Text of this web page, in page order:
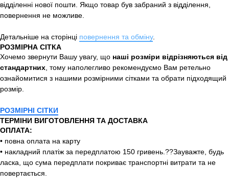
відділенні нової пошти. Якщо товар був забраний з відділення,
повернення не можливе.
Детальніше на сторінці повернення та обміну.
РОЗМІРНА СІТКА
Хочемо звернути Вашу увагу, що наші розміри відрізняються від
стандартних, тому наполегливо рекомендуємо Вам ретельно
ознайомитися з нашими розмірними сітками та обрати підходящий
розмір.
РОЗМІРНІ СІТКИ
ТЕРМІНИ ВИГОТОВЛЕННЯ ТА ДОСТАВКА
ОПЛАТА:
• повна оплата на карту
• накладний платіж за передплатою 150 гривень.??Зауважте, будь
ласка, що сума передплати покриває транспортні витрати та не
повертається.